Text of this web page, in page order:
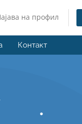
на профил
Контакт